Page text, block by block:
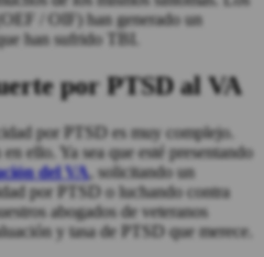
/ OIF) han generado un
han sufrido TBI.
por PTSD al VA
por PTSD es muy complejo.
ello. Ya sea que esté presentando
del VA, solicitando un
por PTSD o luchando contra
abogados de veteranos
y tasa de PTSD que merece.